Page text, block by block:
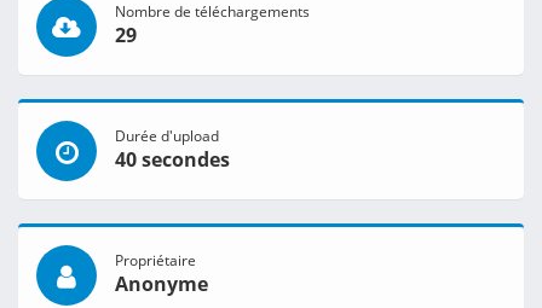
Nombre de téléchargements
29
Durée d'upload
40 secondes
Propriétaire
Anonyme